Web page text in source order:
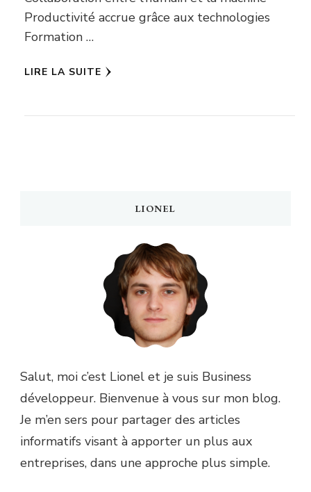
Productivité accrue grâce aux technologies
Formation …
LIRE LA SUITE
LIONEL
Salut, moi c’est Lionel et je suis Business
développeur. Bienvenue à vous sur mon blog.
Je m’en sers pour partager des articles
informatifs visant à apporter un plus aux
entreprises, dans une approche plus simple.